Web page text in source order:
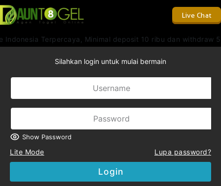
Live Chat
Terpercaya, Minimal deposit 10 ribu dan withdraw
Silahkan login untuk mulai bermain
Show Password
Lite Mode Lupa password?
Login